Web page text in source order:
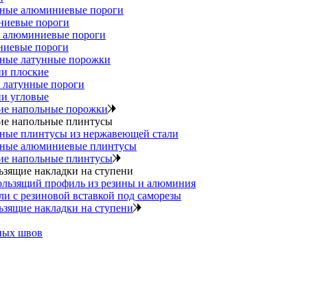
алюминиевые пороги
пороги
алюминиевые пороги
пороги
латунные порожки
плоские
пороги
угловые
напольные порожки
напольные плинтусы
плинтусы из нержавеющей стали
алюминиевые плинтусы
напольные плинтусы
накладки на ступени
профиль из резины и алюминия
с резиновой вставкой под саморезы
накладки на ступени
швов